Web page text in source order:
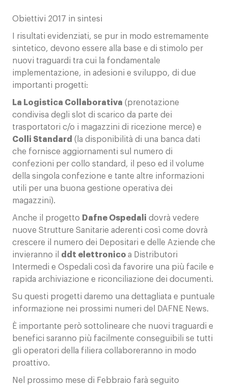
Obiettivi 2017 in sintesi
I risultati evidenziati, se pur in modo estremamente
sintetico, devono essere alla base e di stimolo per
nuovi traguardi tra cui la fondamentale
implementazione, in adesioni e sviluppo, di due
importanti progetti:
La Logistica Collaborativa (prenotazione
condivisa degli slot di scarico da parte dei
trasportatori c/o i magazzini di ricezione merce) e
Colli Standard (la disponibilità di una banca dati
che fornisce aggiornamenti sul numero di
confezioni per collo standard, il peso ed il volume
della singola confezione e tante altre informazioni
utili per una buona gestione operativa dei
magazzini).
Anche il progetto Dafne Ospedali dovrà vedere
nuove Strutture Sanitarie aderenti così come dovrà
crescere il numero dei Depositari e delle Aziende che
invieranno il ddt elettronico a Distributori
Intermedi e Ospedali così da favorire una più facile e
rapida archiviazione e riconciliazione dei documenti.
Su questi progetti daremo una dettagliata e puntuale
informazione nei prossimi numeri del DAFNE News.
È importante però sottolineare che nuovi traguardi e
benefici saranno più facilmente conseguibili se tutti
gli operatori della filiera collaboreranno in modo
proattivo.
Nel prossimo mese di Febbraio farà seguito